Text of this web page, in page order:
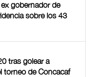
gobernador de
sobre los 43
tras golear a
torneo de Concacaf